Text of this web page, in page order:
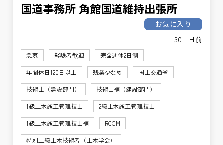
国道事務所 角館国道維持出張所
お気に入り
30+日前
急募 経験者歓迎
完全週休2日制
年間休日120日以上
残業少なめ
国土交通省
技術士（建設部門）
技術士補（建設部門）
1級土木施工管理技士
2級土木施工管理技士
1級土木施工管理技士補
RCCM
特別上級土木技術者（土木学会）